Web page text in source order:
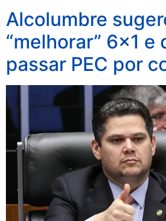
Alcolumbre
“melhorar” 6×1 e
passar PEC por